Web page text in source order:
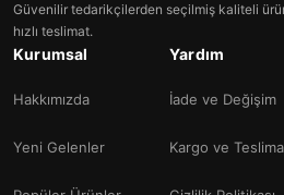
Güvenilir tedarikçilerden seçilmiş kaliteli
hızlı teslimat.
Kurumsal
Hakkımızda
Yeni Gelenler
Yardım
İade ve Değişim
Kargo ve